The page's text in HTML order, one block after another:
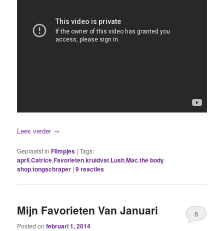
Lees verder →
Geplaatst in Filmpjes |Tags:
april,Catrice,Favorieten,kruidvat,Lush,Mac,the body
shop,tongschraper |9reacties
Mijn Favorieten Van Januari
Posted onfebruari 1, 2014
6